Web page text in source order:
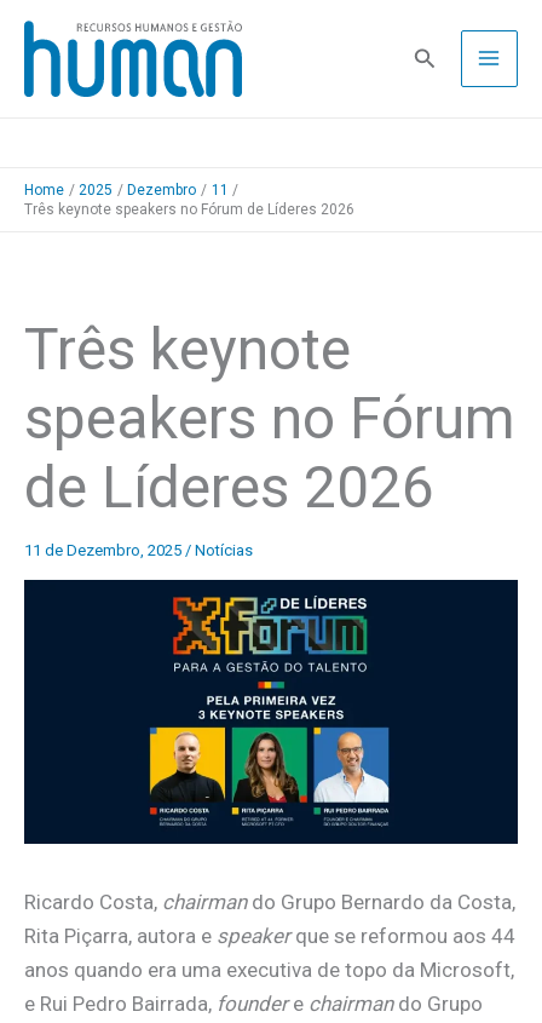
Skip
content
Pesquisa
Home 2025 Dezembro
11
Três keynote speakers no Fórum de Líderes 2026
Três keynote
speakers no Fórum
de Líderes 2026
11 de Dezembro, 2025 / Notícias
Ricardo Costa, chairman do Grupo Bernardo da Costa,
Rita Piçarra, autora e speakerque se reformou aos 44
anos quando era uma executiva de topo da Microsoft,
e Rui Pedro Bairrada, foundere chairmando Grupo